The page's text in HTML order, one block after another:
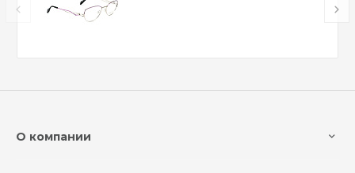
О компании